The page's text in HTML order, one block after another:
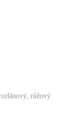
růžový